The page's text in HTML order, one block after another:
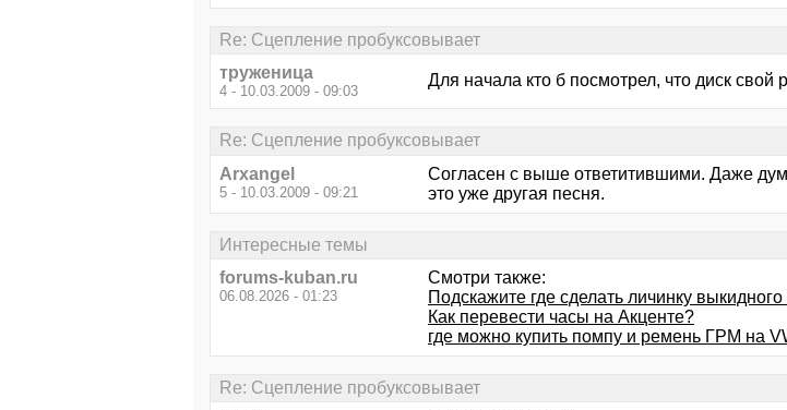
Re: Сцепление пробуксовывает
труженица
4 - 10.03.2009 - 09:03
Для начала кто б посмотрел, что диск свой
Re: Сцепление пробуксовывает
Arxangel
5 - 10.03.2009 - 09:21
Согласен с выше ответитившими. Даже
это уже другая песня.
Интересные темы
forums-kuban.ru
06.08.2026 - 01:23
Смотри также:
Подскажите где сделать личинку
Как перевести часы на Акценте?
где можно купить помпу и ремень ГРМ на
Re: Сцепление пробуксовывает